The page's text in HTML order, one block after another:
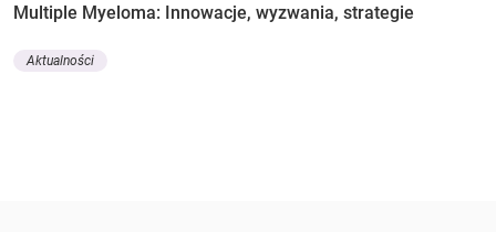
Multiple Myeloma: Innowacje, wyzwania, strategie
Aktualności